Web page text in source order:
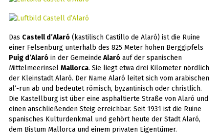
Das Castell d’Alaró(kastilisch Castillo de Alaró) ist die Ruine
einer Felsenburg unterhalb des 825 Meter hohen Berggipfels
Puig d’Alaróin der Gemeinde Alaróauf der spanischen
Mittelmeerinsel Mallorca. Sie liegt etwa drei Kilometer nördlich
der Kleinstadt Alaró. Der Name Alaró leitet sich vom arabischen
al‘-run ab und bedeutet römisch, byzantinisch oder christlich.
Die Kastellburg ist über eine asphaltierte Straße von Alaró und
einen anschließenden Steig erreichbar. Seit 1931 ist die Ruine
spanisches Kulturdenkmal und gehört heute der Stadt Alaró,
dem Bistum Mallorca und einem privaten Eigentümer.